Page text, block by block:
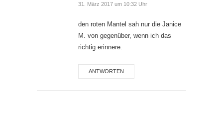
31. März 2017 um 10:32 Uhr
den roten Mantel sah nur die Janice
M. von gegenüber, wenn ich das
richtig erinnere.
ANTWORTEN